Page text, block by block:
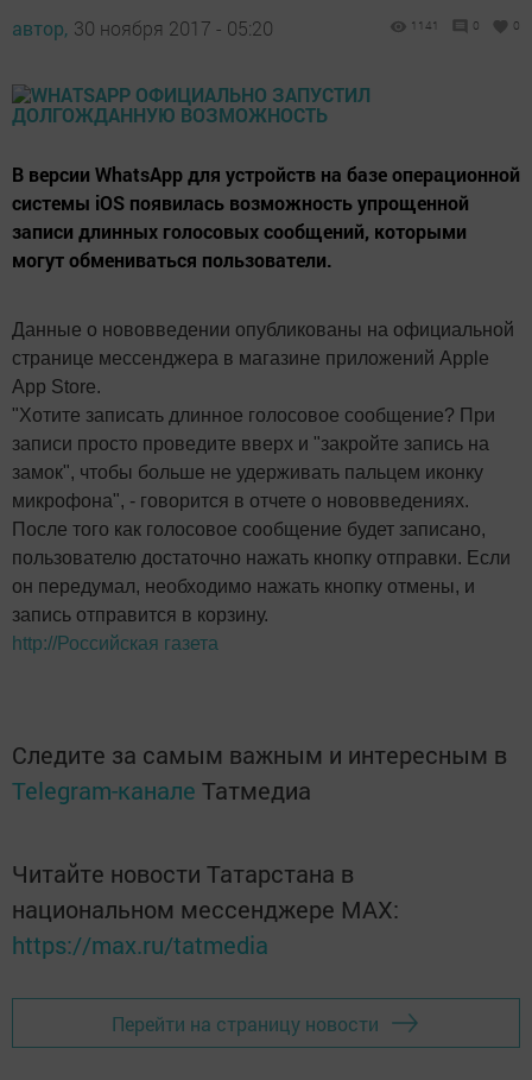
автор, 30 ноября 2017 - 05:20 1141 0 0
В версии WhatsApp для устройств на базе операционной
системы iOS появилась возможность упрощенной
записи длинных голосовых сообщений, которыми
могут обмениваться пользователи.
Данные о нововведении опубликованы на официальной
странице мессенджера в магазине приложений Apple
App Store.
"Хотите записать длинное голосовое сообщение? При
записи просто проведите вверх и "закройте запись на
замок", чтобы больше не удерживать пальцем иконку
микрофона", - говорится в отчете о нововведениях.
После того как голосовое сообщение будет записано,
пользователю достаточно нажать кнопку отправки. Если
он передумал, необходимо нажать кнопку отмены, и
запись отправится в корзину.
http://Российская газета
Следите за самым важным и интересным в
Telegram-канале Татмедиа
Читайте новости Татарстана в
национальном мессенджере MАХ:
https://max.ru/tatmedia
Перейти на страницу новости